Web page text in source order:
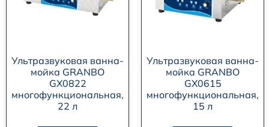
Ультразвуковая ванна-
мойка GRANBO
GX0822
многофункциональная,
22 л
Ультразвуковая ванна-
мойка GRANBO
GX0615
многофункциональная,
15 л